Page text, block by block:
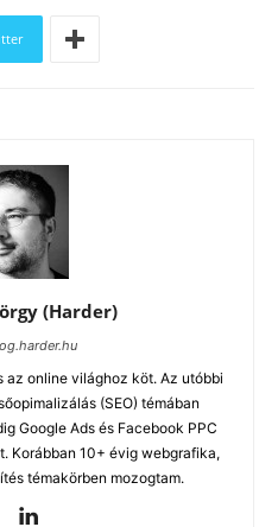
(Harder)
az online világhoz köt. Az utóbbi
(SEO) témában
Google Ads és Facebook PPC
Korábban 10+ évig webgrafika,
témakörben mozogtam.